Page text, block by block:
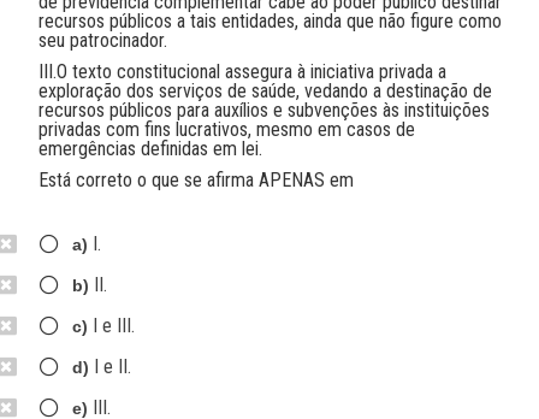
recursos públicos a tais entidades, ainda que não figure como
seu patrocinador.
III.O texto constitucional assegura à iniciativa privada a
exploração dos serviços de saúde, vedando a destinação de
recursos públicos para auxílios e subvenções às instituições
privadas com fins lucrativos, mesmo em casos de
emergências definidas em lei.
Está correto o que se afirma APENAS em
a) I.
b) II.
c) I e III.
d) I e II.
e) III.